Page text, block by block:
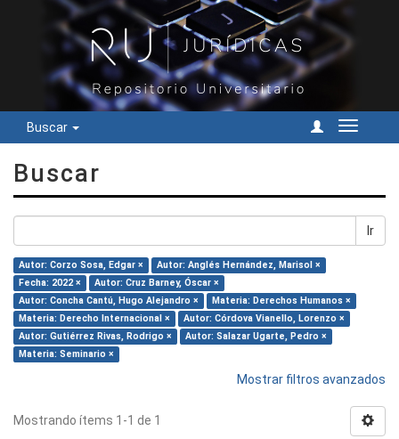
Buscar
Cambiar
Buscar
Ir
Autor: Corzo Sosa, Edgar ×
Autor: Anglés Hernández, Marisol ×
Fecha: 2022 ×
Autor: Cruz Barney, Óscar ×
Autor: Concha Cantú, Hugo Alejandro ×
Materia: Derechos Humanos ×
Materia: Derecho Internacional ×
Autor: Córdova Vianello, Lorenzo ×
Autor: Gutiérrez Rivas, Rodrigo ×
Autor: Salazar Ugarte, Pedro ×
Materia: Seminario ×
Mostrar filtros avanzados
Mostrando ítems 1-1 de 1